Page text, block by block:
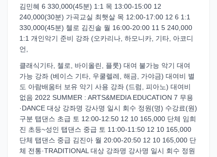
김민혜 6 330,000(45분) 1:1 목 13:00-15:00 12
240,000(30분) 가곡교실 최햇살 목 12:00-17:00 12 6 1:1
330,000(45분) 첼로 김진솔 월 16:00-20:00 11 5 240,000
1:1 개인악기 준비 강좌 (오카리나, 하모니카, 기타, 아코디
언,
클래식기타, 첼로, 바이올린, 플룻) 대여 불가능 악기 대여
가능 강좌 (베이스 기타, 우쿨렐레, 해금, 가야금) 대여비 별
도 아람배움터 보유 악기 사용 강좌 (드럼, 피아노) 대여비
없음 2022 SUMMER : ARTS&MEDIA EDUCATION 7 무용
·DANCE 대상 강좌명 강사명 일시 회수 정원(명) 수강료(원)
구분 탭댄스 초급 토 12:00-12:50 12 10 165,000 단체 임희
진 초등~성인 탭댄스 중급 토 11:00-11:50 12 10 165,000
단체 탭댄스 중급 김진아 월 20:00-20:50 12 10 165,000 단
체 전통·TRADITIONAL 대상 강좌명 강사명 일시 회수 정원